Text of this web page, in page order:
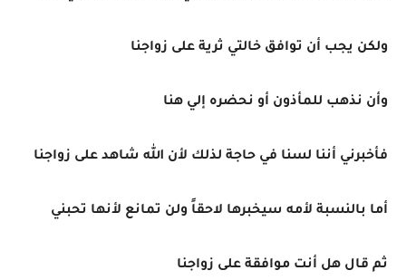
ولكن يجب أن توافق خالتي ثرية على زواجنا
وأن نذهب للمأذون أو نحضره إلي هنا
فأخبرني أننا لسنا في حاجة لذلك لأن الله شاهد على زواجنا
أما بالنسبة لأمه سيخبرها لاحقاً ولن تمانع لأنها تحبني
ثم قال هل أنت موافقة على زواجنا